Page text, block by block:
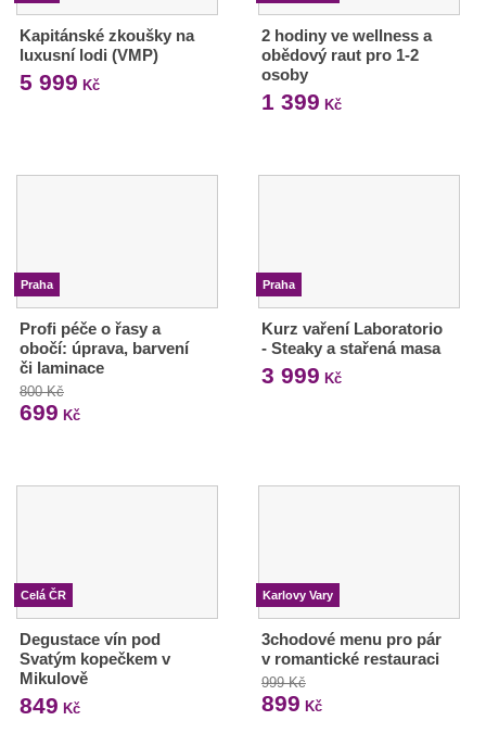
Kapitánské zkoušky na
luxusní lodi (VMP)
5 999 Kč
2 hodiny ve wellness a
obědový raut pro 1-2
osoby
1 399 Kč
Praha
Profi péče o řasy a
obočí: úprava, barvení
či laminace
800 Kč
699 Kč
Praha
Kurz vaření Laboratorio
- Steaky a stařená masa
3 999 Kč
Celá ČR
Degustace vín pod
Svatým kopečkem v
Mikulově
849 Kč
Karlovy Vary
3chodové menu pro pár
v romantické restauraci
999 Kč
899 Kč